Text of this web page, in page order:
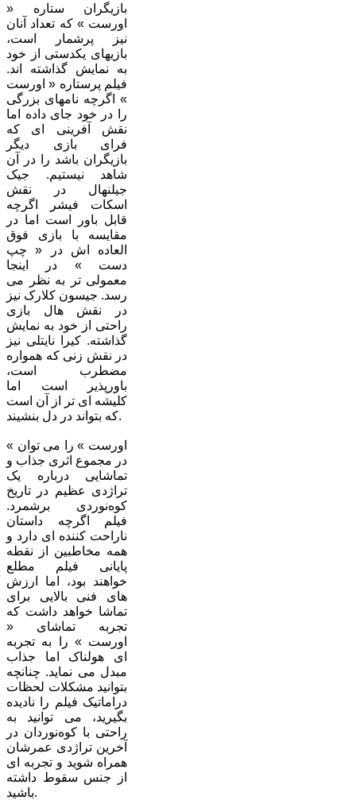
بازیگران ستاره «
اورست » که تعداد آنان
نیز پرشمار است،
بازیهای یکدستی از خود
به نمایش گذاشته اند.
فیلم پرستاره « اورست
» اگرچه نامهای بزرگی
را در خود جای داده اما
نقش آفرینی ای که
فرای بازی دیگر
بازیگران باشد را در آن
شاهد نیستیم. جیک
جیلنهال در نقش
اسکات فیشر اگرچه
قابل باور است اما در
مقایسه با بازی فوق
العاده اش در « چپ
دست » در اینجا
معمولی تر به نظر می
رسد. جیسون کلارک نیز
در نقش هال بازی
راحتی از خود به نمایش
گذاشته. کیرا نایتلی نیز
در نقش زنی که همواره
مضطرب است،
باورپذیر است اما
کلیشه ای تر از آن است
که بتواند در دل بنشیند.
« اورست » را می توان
در مجموع اثری جذاب و
تماشایی درباره یک
تراژدی عظیم در تاریخ
کوه‌نوردی برشمرد.
فیلم اگرچه داستان
ناراحت کننده ای دارد و
همه مخاطبین از نقطه
پایانی فیلم مطلع
خواهند بود، اما ارزش
های فنی بالایی برای
تماشا خواهد داشت که
تجربه تماشای «
اورست » را به تجربه
ای هولناک اما جذاب
مبدل می نماید. چنانچه
بتوانید مشکلات لحظات
دراماتیک فیلم را نادیده
بگیرید، می توانید به
راحتی با کوه‌نوردان در
آخرین تراژدی عمرشان
همراه شوید و تجربه ای
از جنس سقوط داشته
باشید.